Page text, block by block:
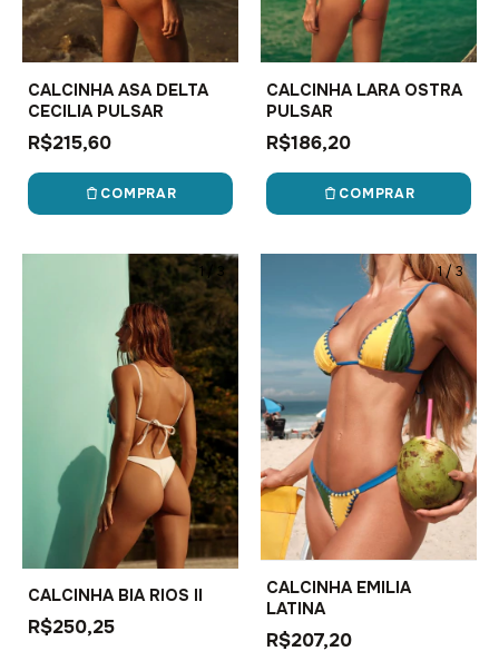
CALCINHA ASA DELTA
CECILIA PULSAR
R$215,60
COMPRAR
CALCINHA LARA OSTRA
PULSAR
R$186,20
COMPRAR
1 /3
CALCINHA BIA RIOS II
R$250,25
1/3
CALCINHA EMILIA
LATINA
R$207,20